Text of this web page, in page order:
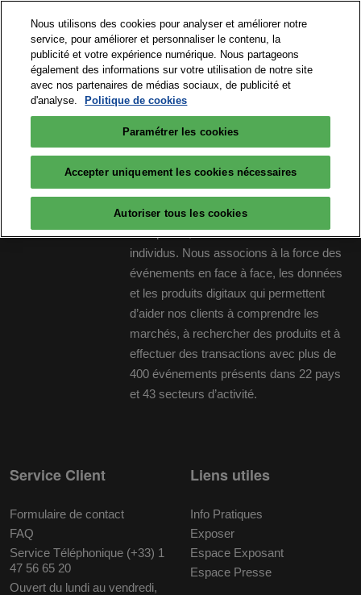
contenu
15 et 16 septembre 2026
Paris Expo Porte de Versailles
PARTICIPER
Big Data & AI Paris est un salon réalisé
par RX, créateur de places de rencontres.
RX est au service du développement des
entreprises, des collectivités et des
individus. Nous associons à la force des
événements en face à face, les données
et les produits digitaux qui permettent
d’aider nos clients à comprendre les
marchés, à rechercher des produits et à
effectuer des transactions avec plus de
400 événements présents dans 22 pays
et 43 secteurs d’activité.
Service Client
Formulaire de contact
FAQ
Service Téléphonique (+33) 1
47 56 65 20
Ouvert du lundi au vendredi,
Liens utiles
Info Pratiques
Exposer
Espace Exposant
Espace Presse
Nous utilisons des cookies pour analyser et améliorer notre
service, pour améliorer et personnaliser le contenu, la
publicité et votre expérience numérique. Nous partageons
également des informations sur votre utilisation de notre site
avec nos partenaires de médias sociaux, de publicité et
d'analyse.
Politique de cookies
Paramétrer les cookies
Accepter uniquement les cookies nécessaires
Autoriser tous les cookies